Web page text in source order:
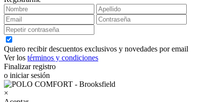
Quiero recibir descuentos exclusivos y novedades por email
Ver los términos y condiciones
Finalizar registro
o iniciar sesión
×